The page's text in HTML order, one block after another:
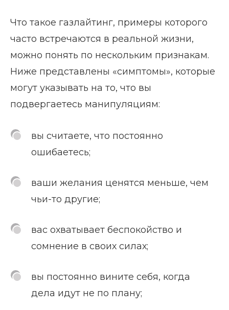
Что такое газлайтинг, примеры которого
часто встречаются в реальной жизни,
можно понять по нескольким признакам.
Ниже представлены «симптомы», которые
могут указывать на то, что вы
подвергаетесь манипуляциям:
вы считаете, что постоянно
ошибаетесь;
ваши желания ценятся меньше, чем
чьи-то другие;
вас охватывает беспокойство и
сомнение в своих силах;
вы постоянно вините себя, когда
дела идут не по плану;